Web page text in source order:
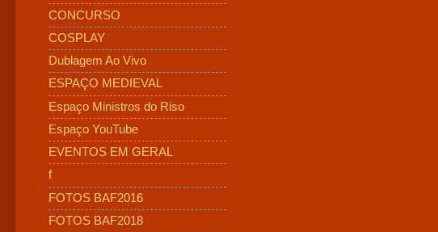
CONCURSO
COSPLAY
Dublagem Ao Vivo
ESPAÇO MEDIEVAL
Espaço Ministros do Riso
Espaço YouTube
EVENTOS EM GERAL
f
FOTOS BAF2016
FOTOS BAF2018